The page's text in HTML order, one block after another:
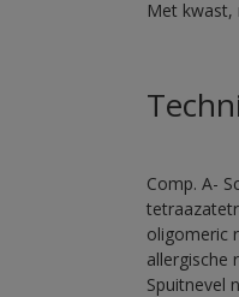
Met kwast,
Comp. A-
oligomeric
allergische
Spuitnevel